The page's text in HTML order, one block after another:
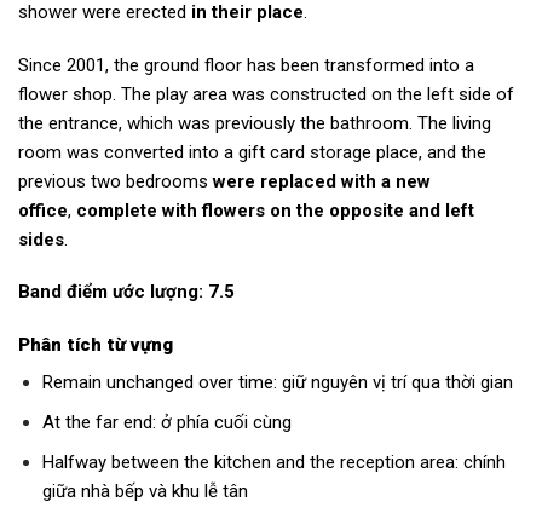
shower were erected in their place.
Since 2001, the ground floor has been transformed into a
flower shop. The play area was constructed on the left side of
the entrance, which was previously the bathroom. The living
room was converted into a gift card storage place, and the
previous two bedroomswere replaced with a new
office, complete with flowers on the opposite and left
sides.
Band điểm ước lượng: 7.5
Phân tích từ vựng
Remain unchanged over time: giữ nguyên vị trí qua thời gian
At the far end: ở phía cuối cùng
Halfway between the kitchen and the reception area: chính
giữa nhà bếp và khu lễ tân